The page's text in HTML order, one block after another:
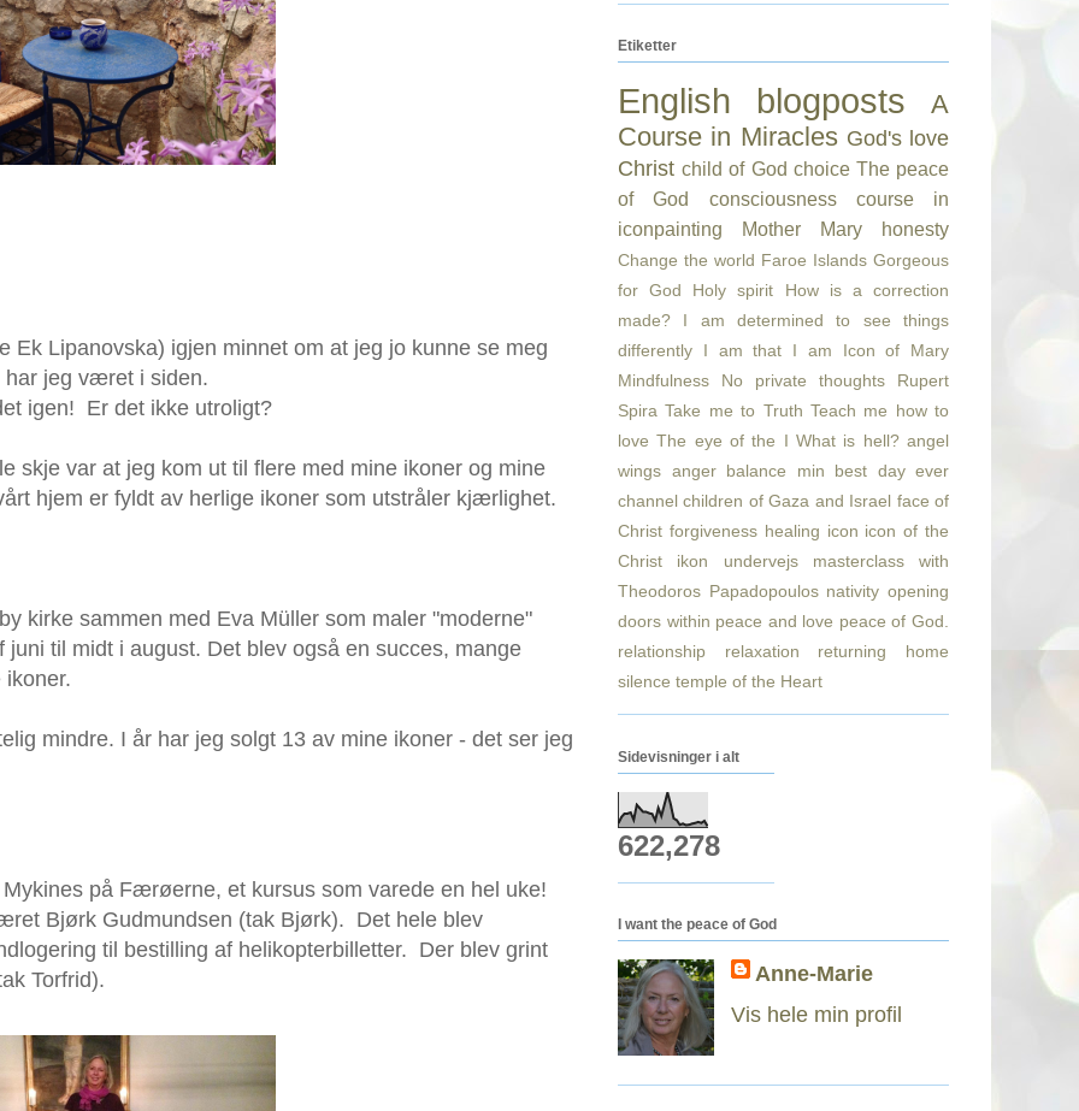
Ek Lipanovska) igjen minnet om at jeg jo kunne se meg
jeg været i siden.
igen! Er det ikke utroligt?
skje var at jeg kom ut til flere med mine ikoner og mine
hjem er fyldt av herlige ikoner som utstråler kjærlighet.
kirke sammen med Eva Müller som maler "moderne"
til midt i august. Det blev også en succes, mange
mindre. I år har jeg solgt 13 av mine ikoner - det ser jeg
på Færøerne, et kursus som varede en hel uke!
Bjørk Gudmundsen (tak Bjørk). Det hele blev
til bestilling af helikopterbilletter. Der blev grint
Torfrid).
Etiketter
English blogposts
A
Course in Miracles God's love
Christ child of God choice The peace
of God
consciousness
course in
iconpainting
Mother Mary honesty
Change the world Faroe Islands Gorgeous
for God
Holy spirit
How is a correction
made?
I am determined to see things
differently
I am that I am
Icon of Mary
Mindfulness
No private thoughts
Rupert
Spira Take me to Truth Teach me how to
love The eye of the I What is hell? angel
wings anger balance min
best day ever
channel children of Gaza and Israel face of
Christ forgiveness healing icon icon of the
Christ
ikon undervejs
masterclass with
Theodoros Papadopoulos nativity opening
doors within peace and love peace of God.
relationship
relaxation
returning home
silence temple of the Heart
Sidevisninger i alt
622,278
I want the peace of God
Anne-Marie
Vis hele min profil